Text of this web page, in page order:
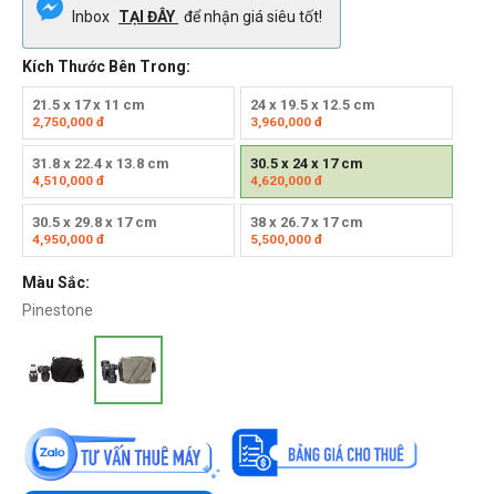
Inbox TẠI ĐÂY để nhận giá siêu tốt!
Kích Thước Bên Trong:
21.5 x 17 x 11 cm
2,750,000 đ
24 x 19.5 x 12.5 cm
3,960,000đ
31.8 x 22.4 x 13.8 cm
4,510,000 đ
30.5 x 24 x 17 cm
4,620,000đ
30.5 x 29.8 x 17 cm
4,950,000 đ
38 x 26.7 x 17 cm
5,500,000đ
Màu Sắc:
Pinestone